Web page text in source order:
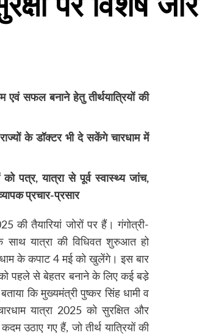
एवं सफल बनाने हेतु तीर्थयात्रियों की
के डॉक्टर भी दे सकेंगे चारधाम में
पत्र, यात्रा से पूर्व स्वास्थ्य जांच,
प्रचार-प्रसार
की तैयारियां जोरों पर हैं। गंगोत्री-
यात्रा की विधिवत शुरुआत हो
धाम के कपाट 4 मई को खुलेंगे। इस बार
को पहले से बेहतर बनाने के लिए कई बडे़
कि मुख्यमंत्री पुष्कर सिंह धामी व
यात्रा 2025 को सुरक्षित और
उठाए गए हैं, जो तीर्थ यात्रियों की